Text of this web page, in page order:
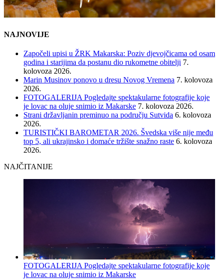
NAJNOVIJE
Započeli upisi u ŽRK Makarska: Poziv djevojčicama od osam
godina i starijima da postanu dio rukometne obitelji 7.
kolovoza 2026.
Marin Musinov ponovo u dresu Novog Vremena 7. kolovoza
2026.
FOTOGALERIJA Pogledajte spektakularne fotografije koje
je lovac na oluje snimio iz Makarske 7. kolovoza 2026.
Strani državljanin preminuo na području Sutvida 6. kolovoza
2026.
TURISTIČKI BAROMETAR 2026. Švedska više nije među
top 5, ali ukrajinsko i domaće tržište snažno raste 6. kolovoza
2026.
NAJČITANIJE
FOTOGALERIJA Pogledajte spektakularne fotografije koje
je lovac na oluje snimio iz Makarske